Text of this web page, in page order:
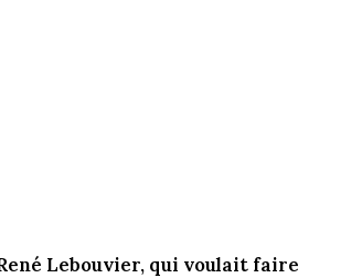
Lebouvier, qui voulait faire